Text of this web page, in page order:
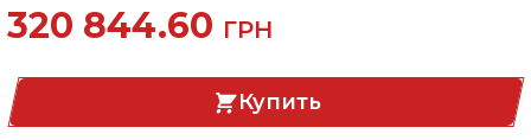
320 844.60 ГРН
Купить